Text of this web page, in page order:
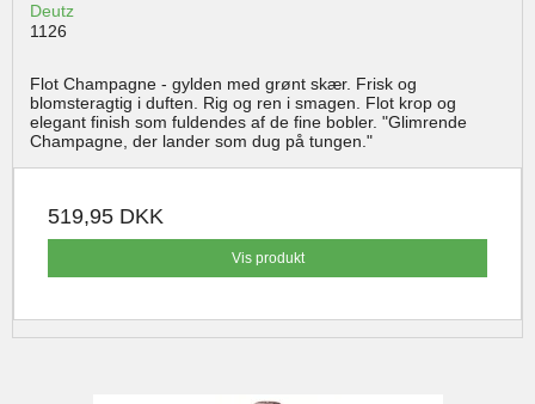
Deutz
1126
Flot Champagne - gylden med grønt skær. Frisk og
blomsteragtig i duften. Rig og ren i smagen. Flot krop og
elegant finish som fuldendes af de fine bobler. "Glimrende
Champagne, der lander som dug på tungen."
519,95 DKK
Vis produkt